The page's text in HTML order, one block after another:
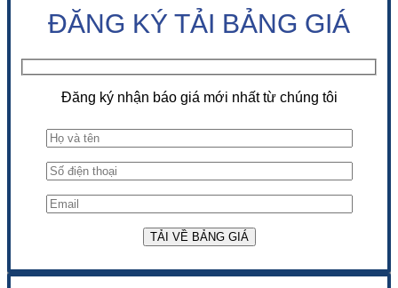
ĐĂNG KÝ TẢI BẢNG GIÁ
Đăng ký nhận báo giá mới nhất từ chúng tôi